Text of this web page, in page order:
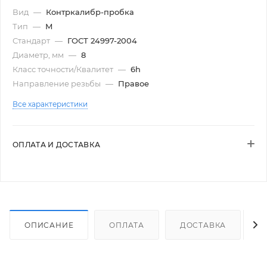
Вид — Контркалибр-пробка
Тип — М
Стандарт — ГОСТ 24997-2004
Диаметр, мм — 8
Класс точности/Квалитет — 6h
Направление резьбы — Правое
Все характеристики
ОПЛАТА И ДОСТАВКА
ОПИСАНИЕ ОПЛАТА ДОСТАВКА